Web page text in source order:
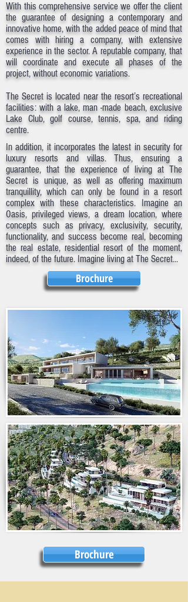
With this comprehensive service we offer the client
the guarantee of designing a contemporary and
innovative home, with the added peace of mind that
comes with hiring a company, with extensive
experience in the sector. A reputable company, that
will coordinate and execute all phases of the
project, without economic variations.
The Secret is located near the resort’s recreational
facilities: with a lake, man -made beach, exclusive
Lake Club, golf course, tennis, spa, and riding
centre.
In addition, it incorporates the latest in security for
luxury resorts and villas. Thus, ensuring a
guarantee, that the experience of living at The
Secret is unique, as well as offering maximum
tranquillity, which can only be found in a resort
complex with these characteristics. Imagine an
Oasis, privileged views, a dream location, where
concepts such as privacy, exclusivity, security,
functionality, and success become real, becoming
the real estate, residential resort of the moment,
indeed, of the future. Imagine living at The Secret...
Brochure
Brochure